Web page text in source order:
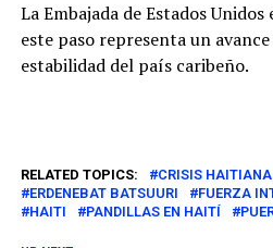
La Embajada de Estados
este paso representa un
estabilidad del país caribeño.
RELATED TOPICS: CRISIS HAITIANA
ERDENEBAT BATSUURI
FUERZA
HAITI
PANDILLAS EN HAITÍ